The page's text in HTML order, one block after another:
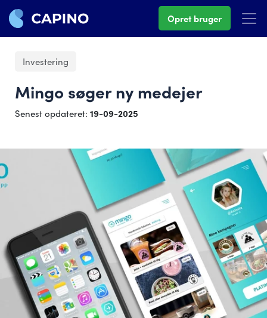
Opret bruger
Investering
Mingo søger ny medejer
Senest opdateret: 19-09-2025